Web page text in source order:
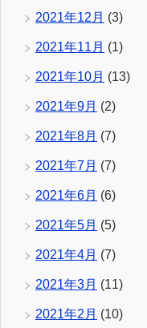
2021年12月 (3)
2021年11月 (1)
2021年10月 (13)
2021年9月 (2)
2021年8月 (7)
2021年7月 (7)
2021年6月 (6)
2021年5月 (5)
2021年4月 (7)
2021年3月 (11)
2021年2月 (10)